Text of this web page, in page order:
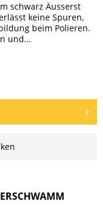
schwarz Äusserst
keine Spuren,
beim Polieren.
und...